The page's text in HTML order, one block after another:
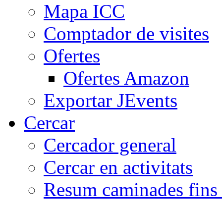
Mapa ICC
Comptador de visites
Ofertes
Ofertes Amazon
Exportar JEvents
Cercar
Cercador general
Cercar en activitats
Resum caminades